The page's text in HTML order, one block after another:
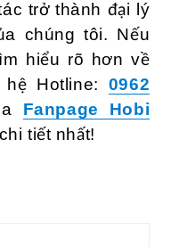
trở thành đại lý
chúng tôi. Nếu
hiểu rõ hơn về
Hotline: 0962
Fanpage Hobi
tiết nhất!